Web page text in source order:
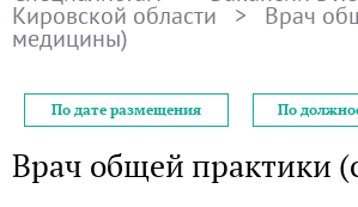
Кировской области > Врач
медицины)
По дате размещения По
Врач общей практики